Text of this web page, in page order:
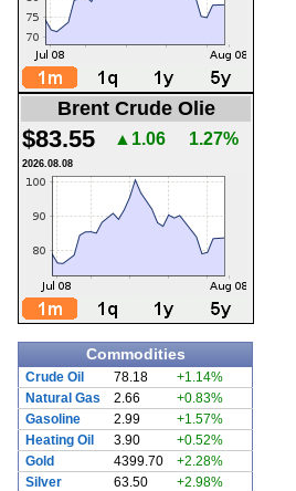
Brent Crude Olie
$83.55 ▲1.06 1.27%
2026.08.08
Commodities
Crude Oil 78.18
+1.14%
Natural Gas
2.66
+0.83%
Gasoline
2.99
+1.57%
Heating Oil
3.90
+0.52%
Gold
4399.70
+2.28%
Silver
63.50
+2.98%